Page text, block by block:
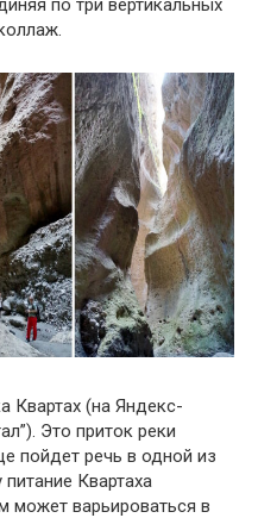
Квартах (на Яндекс-
Это приток реки
пойдет речь в одной из
Квартаха
может варьироваться в